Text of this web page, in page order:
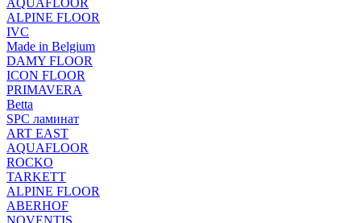
AQUAFLOOR
ALPINE FLOOR
IVC
Made in Belgium
DAMY FLOOR
ICON FLOOR
PRIMAVERA
Betta
SPC ламинат
ART EAST
AQUAFLOOR
ROCKO
TARKETT
ALPINE FLOOR
ABERHOF
NOVENTIS